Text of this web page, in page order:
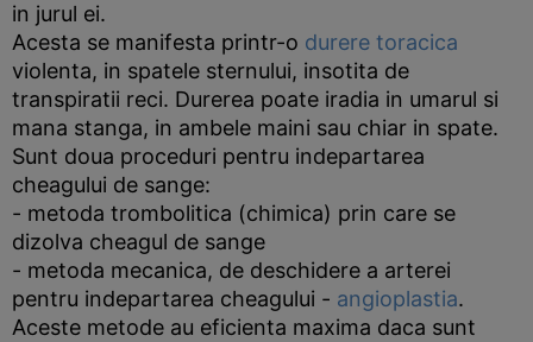
in jurul ei.
Acesta se manifesta printr-o durere toracica
violenta, in spatele sternului, insotita de
transpiratii reci. Durerea poate iradia in umarul si
mana stanga, in ambele maini sau chiar in spate.
Sunt doua proceduri pentru indepartarea
cheagului de sange:
- metoda trombolitica (chimica) prin care se
dizolva cheagul de sange
- metoda mecanica, de deschidere a arterei
pentru indepartarea cheagului - angioplastia.
Aceste metode au eficienta maxima daca sunt